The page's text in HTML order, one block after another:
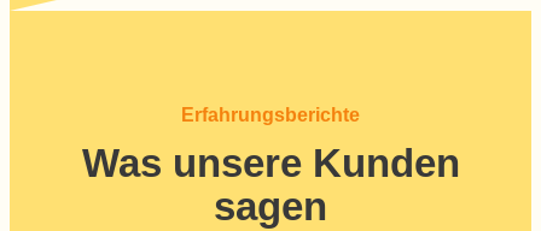
Erfahrungsberichte
Was unsere Kunden
sagen